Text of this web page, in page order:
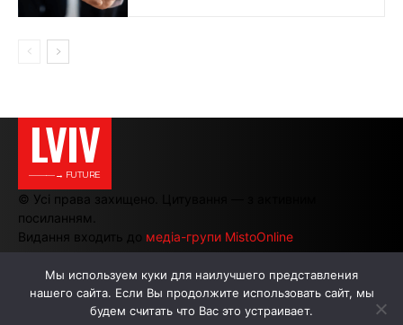
LVIV
———→ FUTURE
© Усі права захищено. Цитування — з активним
посиланням.
Видання входить до медіа-групи MistoOnline
АВТОРИ РЕКЛАМА НА САЙТІ
Мы используем куки для наилучшего представления
нашего сайта. Если Вы продолжите использовать сайт, мы
будем считать что Вас это устраивает.